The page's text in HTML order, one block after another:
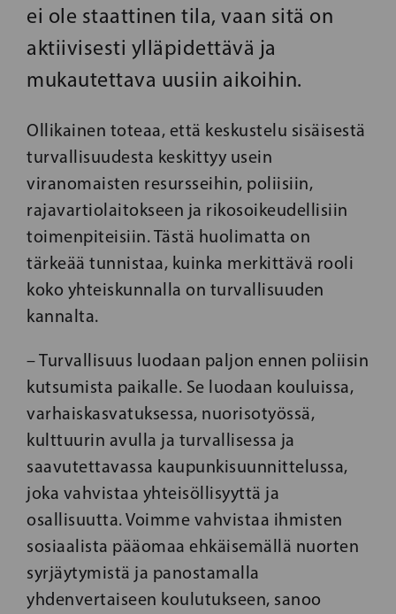
ei ole staattinen tila, vaan sitä on
aktiivisesti ylläpidettävä ja
mukautettava uusiin aikoihin.
Ollikainen toteaa, että keskustelu sisäisestä
turvallisuudesta keskittyy usein
viranomaisten resursseihin, poliisiin,
rajavartiolaitokseen ja rikosoikeudellisiin
toimenpiteisiin. Tästä huolimatta on
tärkeää tunnistaa, kuinka merkittävä rooli
koko yhteiskunnalla on turvallisuuden
kannalta.
– Turvallisuus luodaan paljon ennen poliisin
kutsumista paikalle. Se luodaan kouluissa,
varhaiskasvatuksessa, nuorisotyössä,
kulttuurin avulla ja turvallisessa ja
saavutettavassa kaupunkisuunnittelussa,
joka vahvistaa yhteisöllisyyttä ja
osallisuutta. Voimme vahvistaa ihmisten
sosiaalista pääomaa ehkäisemällä nuorten
syrjäytymistä ja panostamalla
yhdenvertaiseen koulutukseen, sanoo